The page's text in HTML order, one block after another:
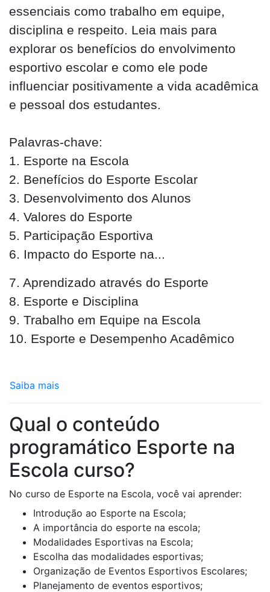
essenciais como trabalho em equipe,
disciplina e respeito. Leia mais para
explorar os benefícios do envolvimento
esportivo escolar e como ele pode
influenciar positivamente a vida acadêmica
e pessoal dos estudantes.
Palavras-chave:
1. Esporte na Escola
2. Benefícios do Esporte Escolar
3. Desenvolvimento dos Alunos
4. Valores do Esporte
5. Participação Esportiva
6. Impacto do Esporte na...
7. Aprendizado através do Esporte
8. Esporte e Disciplina
9. Trabalho em Equipe na Escola
10. Esporte e Desempenho Acadêmico
Saiba mais
Qual o conteúdo
programático Esporte na
Escola curso?
No curso de Esporte na Escola, você vai aprender:
Introdução ao Esporte na Escola;
A importância do esporte na escola;
Modalidades Esportivas na Escola;
Escolha das modalidades esportivas;
Organização de Eventos Esportivos Escolares;
Planejamento de eventos esportivos;